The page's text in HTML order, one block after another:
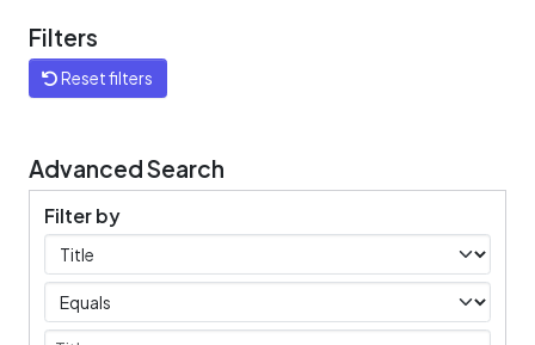
Filters
Reset filters
Advanced Search
Filter by
Filters
Operators